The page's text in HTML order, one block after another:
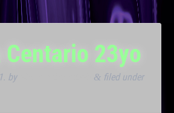
Centario 23yo
by & filed under